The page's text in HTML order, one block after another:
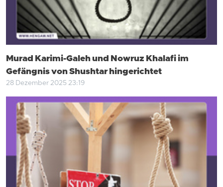
Murad Karimi-Galeh und Nowruz Khalafi im
Gefängnis von Shushtar hingerichtet
28 Dezember 2025 23:19